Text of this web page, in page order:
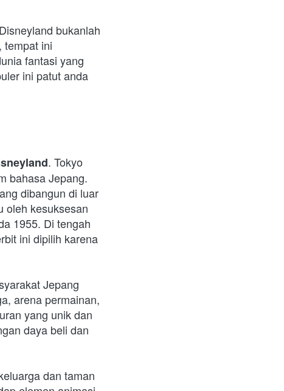
bukanlah
tempat ini
fantasi yang
ini patut anda
. Tokyo
bahasa Jepang.
dibangun di luar
oleh kesuksesan
1955. Di tengah
ini dipilih karena
Jepang
arena permainan,
yang unik dan
daya beli dan
dan taman